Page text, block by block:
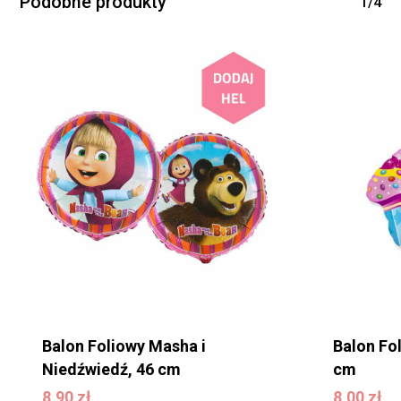
Balon Foliowy Masha i
Niedźwiedź, 46 cm
8,90 zł
Balon
cm
8,00 zł